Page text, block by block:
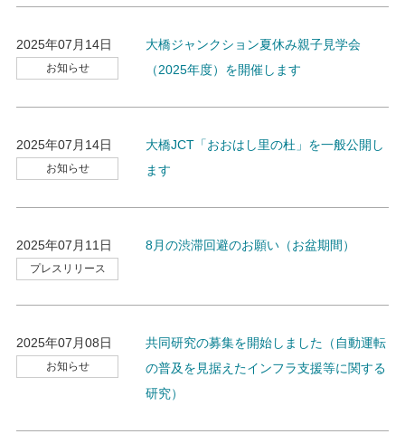
2025年07月14日
お知らせ
大橋ジャンクション夏休み親子見学会
（2025年度）を開催します
2025年07月14日
お知らせ
大橋JCT「おおはし里の杜」を一般公開し
ます
2025年07月11日
プレスリリース
8月の渋滞回避のお願い（お盆期間）
2025年07月08日
お知らせ
共同研究の募集を開始しました（自動運転
の普及を見据えたインフラ支援等に関する
研究）